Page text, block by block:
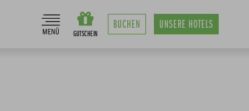
BUCHEN UNSERE HOTELS